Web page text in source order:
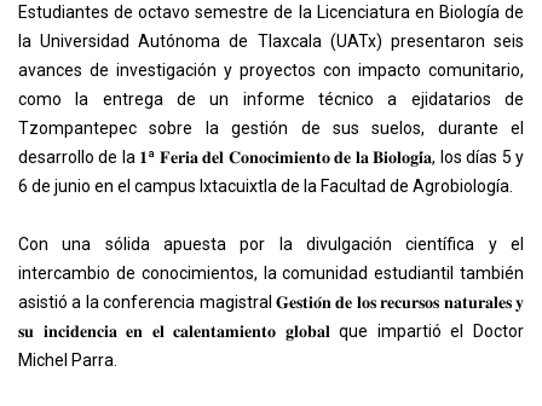
Estudiantes de octavo semestre de la Licenciatura en Biología de
la Universidad Autónoma de Tlaxcala (UATx) presentaron seis
avances de investigación y proyectos con impacto comunitario,
como la entrega de un informe técnico a ejidatarios de
Tzompantepec sobre la gestión de sus suelos, durante el
desarrollo de la 𝟏ª 𝐅𝐞𝐫𝐢𝐚 𝐝𝐞𝐥 𝐂𝐨𝐧𝐨𝐜𝐢𝐦𝐢𝐞𝐧𝐭𝐨 𝐝𝐞 𝐥𝐚 𝐁𝐢𝐨𝐥𝐨𝐠𝐢́𝐚, los días 5 y
6 de junio en el campus Ixtacuixtla de la Facultad de Agrobiología.
Con una sólida apuesta por la divulgación científica y el
intercambio de conocimientos, la comunidad estudiantil también
asistió a la conferencia magistral 𝐆𝐞𝐬𝐭𝐢𝐨́𝐧 𝐝𝐞 𝐥𝐨𝐬 𝐫𝐞𝐜𝐮𝐫𝐬𝐨𝐬 𝐧𝐚𝐭𝐮𝐫𝐚𝐥𝐞𝐬 𝐲
𝐬𝐮 𝐢𝐧𝐜𝐢𝐝𝐞𝐧𝐜𝐢𝐚 𝐞𝐧 𝐞𝐥 𝐜𝐚𝐥𝐞𝐧𝐭𝐚𝐦𝐢𝐞𝐧𝐭𝐨 𝐠𝐥𝐨𝐛𝐚𝐥 que impartió el Doctor
Michel Parra.